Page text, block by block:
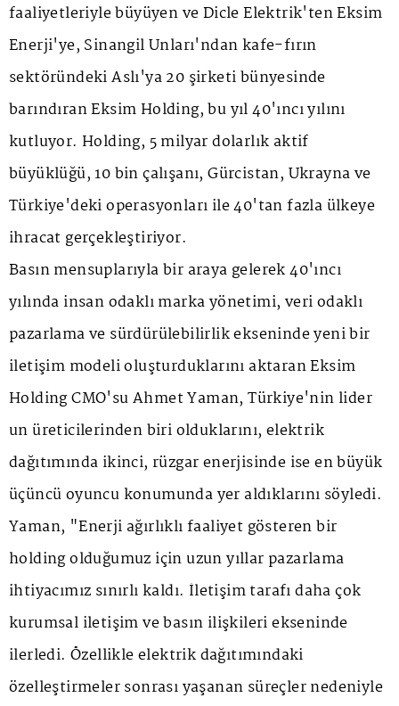
faaliyetleriyle büyüyen ve Dicle Elektrik'ten Eksim
Enerji'ye, Sinangil Unları'ndan kafe-fırın
sektöründeki Aslı'ya 20 şirketi bünyesinde
barındıran Eksim Holding, bu yıl 40'ıncı yılını
kutluyor. Holding, 5 milyar dolarlık aktif
büyüklüğü, 10 bin çalışanı, Gürcistan, Ukrayna ve
Türkiye'deki operasyonları ile 40'tan fazla ülkeye
ihracat gerçekleştiriyor.
Basın mensuplarıyla bir araya gelerek 40'ıncı
yılında insan odaklı marka yönetimi, veri odaklı
pazarlama ve sürdürülebilirlik ekseninde yeni bir
iletişim modeli oluşturduklarını aktaran Eksim
Holding CMO'su Ahmet Yaman, Türkiye'nin lider
un üreticilerinden biri olduklarını, elektrik
dağıtımında ikinci, rüzgar enerjisinde ise en büyük
üçüncü oyuncu konumunda yer aldıklarını söyledi.
Yaman, "Enerji ağırlıklı faaliyet gösteren bir
holding olduğumuz için uzun yıllar pazarlama
ihtiyacımız sınırlı kaldı. İletişim tarafı daha çok
kurumsal iletişim ve basın ilişkileri ekseninde
ilerledi. Özellikle elektrik dağıtımındaki
özelleştirmeler sonrası yaşanan süreçler nedeniyle